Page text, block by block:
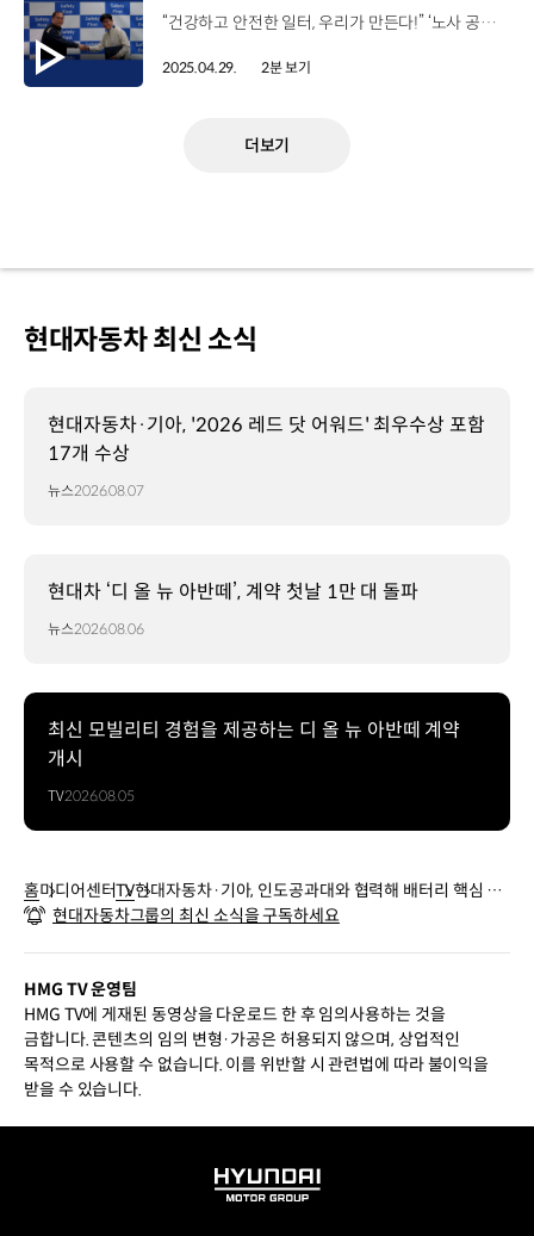
“건강하고 안전한 일터, 우리가 만든다!” ‘노사 공동 안전보건 선포식’ 4월 24일 현대케피코 군포 본사 노사 공동 안전보건 선포식 안전을 최우선 가치로 인식하고 모든 구성원들이 건강하고 안전한 일터를 조성하기 위한 행사 현대케피코 노동조합 현대케피코지회 오준동 대표이사와 박명규 지회장이 함께 참석 오준동 대표이사 / 현대케피코안전에 대해서 굉장히 민감하게 여기고 // ‘아차’하면 사고가 생기기 때문에 // 각별하게 유의하면서 // 작업을 해야 된다고 생각합니다. // 저 대표이사부터 시작해서 현대케피코가 정말 안전하고 행복한 일터가 될 수 있도록 노력하겠습니다. 다 같이 합심해서 그런 회사를 만들어 가도록 합시다. 박명규 지회장 / 노동조합 현대케피코지회현대케피코 공장이 안전한 일터가 되기를 바라는 마음은 노사 공히 같은 마음이라고 생각하고요 // 하나하나 개선되는 현대케피코의 일터가 됐으면 하는 바람으로 오늘 노사 공동 선언에 참여했다는 말씀을 드리겠습니다. 노사공동 안전보건 선언문 서명 및 기념 촬영 전 직원이 함께 안전 의지를 다지는 자리 전력변환 시험실, 전자파 시험실 등 안전보건 현장점검 진행 안전보건 사내 홍보물 배포 노사가 함께해 의미를 더한 시간 사내 안전문화 확산에 한 마음 한 뜻! 노사가 함께 안전한 사업장을 만들어 가겠습니다.
2025.04.29. 2분 보기
더보기
현대자동차 최신 소식
현대자동차·기아, '2026 레드 닷 어워드' 최우수상 포함
17개 수상
뉴스2026.08.07
현대차 ‘디 올 뉴 아반떼’, 계약 첫날 1만 대 돌파
뉴스2026.08.06
최신 모빌리티 경험을 제공하는 디 올 뉴 아반떼 계약
개시
TV2026.08.05
홈미디어센터TV현대자동차·기아, 인도공과대와 협력해 배터리 핵심 기
술 개발
현대자동차그룹의 최신 소식을 구독하세요
HMG TV 운영팀
HMG TV에 게재된 동영상을 다운로드 한 후 임의사용하는 것을
금합니다. 콘텐츠의 임의 변형·가공은 허용되지 않으며, 상업적인
목적으로 사용할 수 없습니다. 이를 위반할 시 관련법에 따라 불이익을
받을 수 있습니다.
HYUNDAI